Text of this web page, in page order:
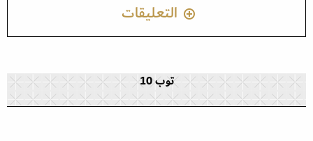
التعليقات
توب 10